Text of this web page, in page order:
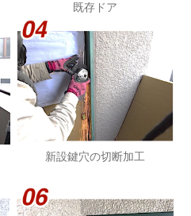
既存ドア
新設鍵穴の切断加工